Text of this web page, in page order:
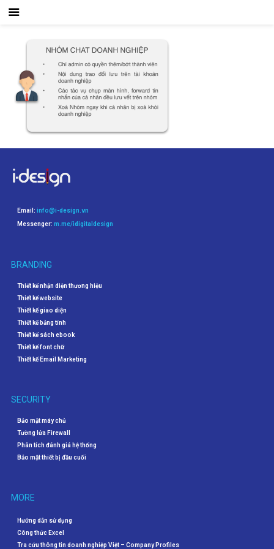
Email: info@i-design.vn
Messenger: m.me/idigitaldesign
BRANDING
Thiết kế nhận diện thương hiệu
Thiết kế website
Thiết kế giao diện
Thiết kế bảng tính
Thiết kế sách ebook
Thiết kế font chữ
Thiết kế Email Marketing
SECURITY
Bảo mật máy chủ
Tường lửa Firewall
Phân tích đánh giá hệ thống
Bảo mật thiết bị đầu cuối
MORE
Hướng dẫn sử dụng
Công thức Excel
Tra cứu thông tin doanh nghiệp Việt – Company Profiles